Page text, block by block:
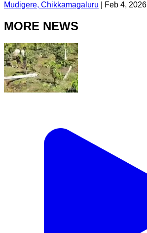
Mudigere, Chikkamagaluru Feb 4, 2026
MORE NEWS